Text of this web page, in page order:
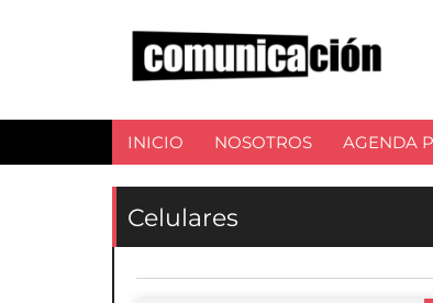
INICIO NOSOTROS AGENDA
Celulares